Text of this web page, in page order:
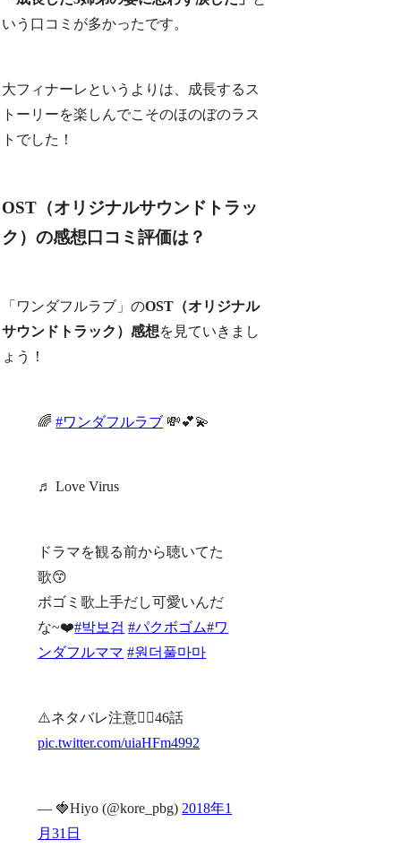
いう口コミが多かったです。
大フィナーレというよりは、成長するス
トーリーを楽しんでこそのほのぼのラス
トでした！
OST（オリジナルサウンドトラッ
ク）の感想口コミ評価は？
「ワンダフルラブ」のOST（オリジナル
サウンドトラック）感想を見ていきまし
ょう！
🌈#ワンダフルラブ 💸💕💫
♬ Love Virus
ドラマを観る前から聴いてた
歌😙
ボゴミ歌上手だし可愛いんだ
な~❤️#박보검 #パクボゴム#ワ
ンダフルママ #원더풀마마
⚠️ネタバレ注意👇🏻46話
pic.twitter.com/uiaHFm4992
— 🍓Hiyo (@kore_pbg) 2018年1
月31日